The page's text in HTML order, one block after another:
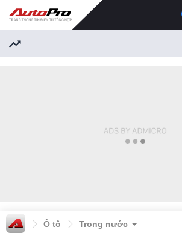
Ô tô Trong nước